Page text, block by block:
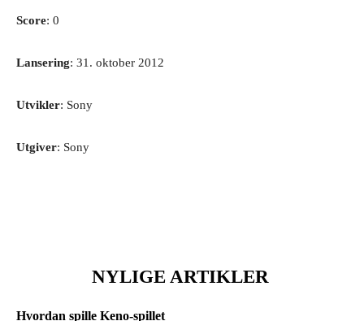
Score: 0
Lansering: 31. oktober 2012
Utvikler: Sony
Utgiver: Sony
NYLIGE ARTIKLER
Hvordan spille Keno-spillet